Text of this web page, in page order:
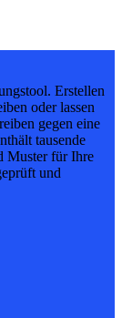
Erstellen
oder lassen
gegen eine
tausende
Muster für Ihre
und